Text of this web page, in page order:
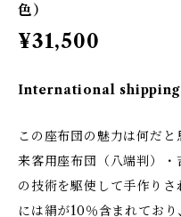
色）
¥31,500
International
この座布団の魅力は何だと
来客用座布団（八端判）
の技術を駆使して手作り
には絹が10％含まれてお